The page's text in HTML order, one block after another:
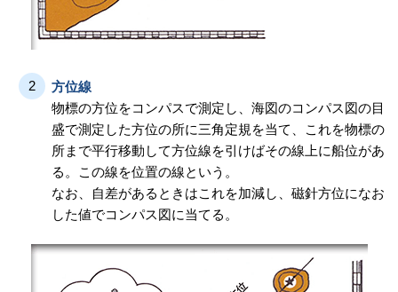
2
方位線
物標の方位をコンパスで測定し、海図のコンパス図の目
盛で測定した方位の所に三角定規を当て、これを物標の
所まで平行移動して方位線を引けばその線上に船位があ
る。この線を位置の線という。
なお、自差があるときはこれを加減し、磁針方位になお
した値でコンパス図に当てる。